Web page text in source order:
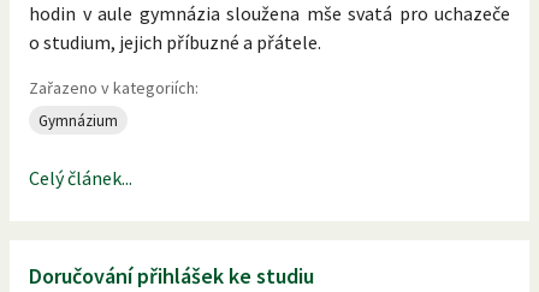
hodin v aule gymnázia sloužena mše svatá pro uchazeče
o studium, jejich příbuzné a přátele.
Zařazeno v kategoriích:
Gymnázium
Celý článek...
Doručování přihlášek ke studiu